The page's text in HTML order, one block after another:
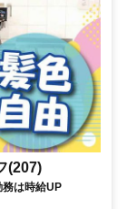
(207)
は時給UP